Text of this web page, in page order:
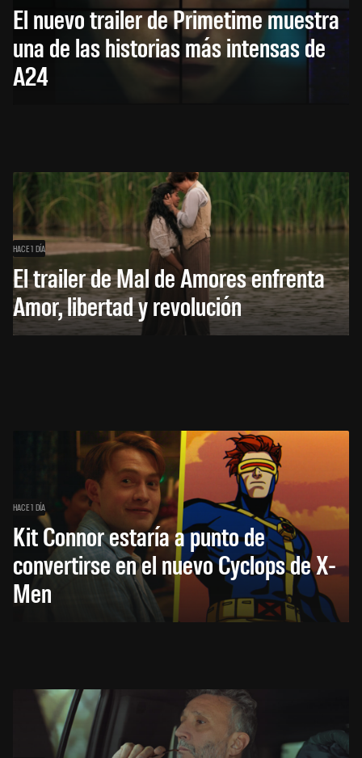
El nuevo trailer de Primetime muestra
una de las historias más intensas de
A24
HACE 1 DÍA
El trailer de Mal de Amores enfrenta
Amor, libertad y revolución
HACE 1 DÍA
Kit Connor estaría a punto de
convertirse en el nuevo Cyclops de X-
Men